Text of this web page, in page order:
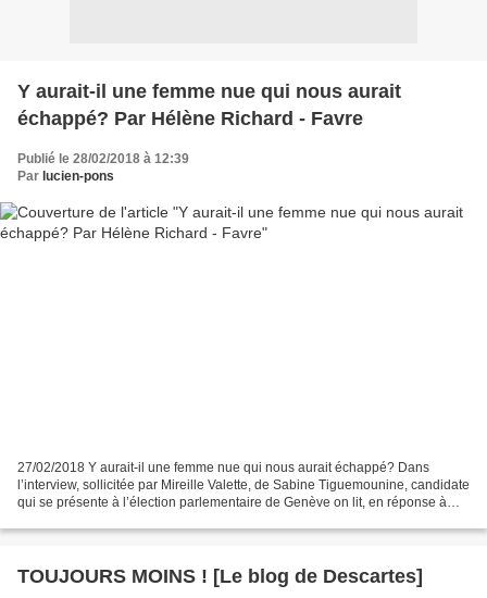
Y aurait-il une femme nue qui nous aurait
échappé? Par Hélène Richard - Favre
Publié le 28/02/2018 à 12:39
Par lucien-pons
27/02/2018 Y aurait-il une femme nue qui nous aurait échappé? Dans
l’interview, sollicitée par Mireille Valette, de Sabine Tiguemounine, candidate
qui se présente à l’élection parlementaire de Genève on lit, en réponse à
TOUJOURS MOINS ! [Le blog de Descartes]